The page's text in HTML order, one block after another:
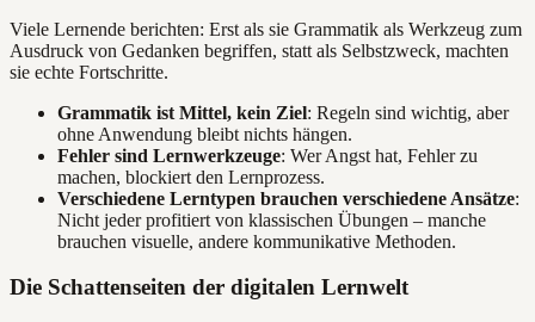
Viele Lernende berichten: Erst als sie Grammatik als Werkzeug zum
Ausdruck von Gedanken begriffen, statt als Selbstzweck, machten
sie echte Fortschritte.
Grammatik ist Mittel, kein Ziel: Regeln sind wichtig, aber
ohne Anwendung bleibt nichts hängen.
Fehler sind Lernwerkzeuge: Wer Angst hat, Fehler zu
machen, blockiert den Lernprozess.
Verschiedene Lerntypen brauchen verschiedene Ansätze:
Nicht jeder profitiert von klassischen Übungen – manche
brauchen visuelle, andere kommunikative Methoden.
Die Schattenseiten der digitalen Lernwelt